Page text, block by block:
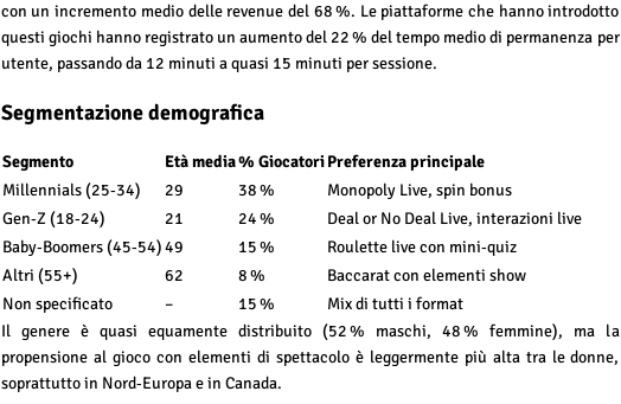
con un incremento medio delle revenue del 68 %. Le piattaforme che hanno introdotto
questi giochi hanno registrato un aumento del 22 % del tempo medio di permanenza per
utente, passando da 12 minuti a quasi 15 minuti per sessione.
Segmentazione demografica
Segmento Età media% GiocatoriPreferenza principale
Millennials (25‑34)
29 38 %
Monopoly Live, spin bonus
Gen‑Z (18‑24)
21 24 %
Deal or No Deal Live, interazioni live
Baby‑Boomers (45‑54)49 15 %
Roulette live con mini‑quiz
Altri (55+)
62 8 %
Baccarat con elementi show
Non specificato
– 15 %
Mix di tutti i format
Il genere è quasi equamente distribuito (52 % maschi, 48 % femmine), ma la
propensione al gioco con elementi di spettacolo è leggermente più alta tra le donne,
soprattutto in Nord‑Europa e in Canada.